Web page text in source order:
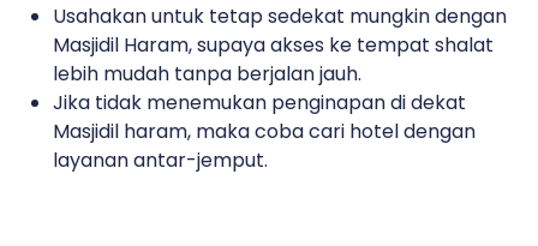
Usahakan untuk tetap sedekat mungkin dengan
Masjidil Haram, supaya akses ke tempat shalat
lebih mudah tanpa berjalan jauh.
Jika tidak menemukan penginapan di dekat
Masjidil haram, maka coba cari hotel dengan
layanan antar-jemput.